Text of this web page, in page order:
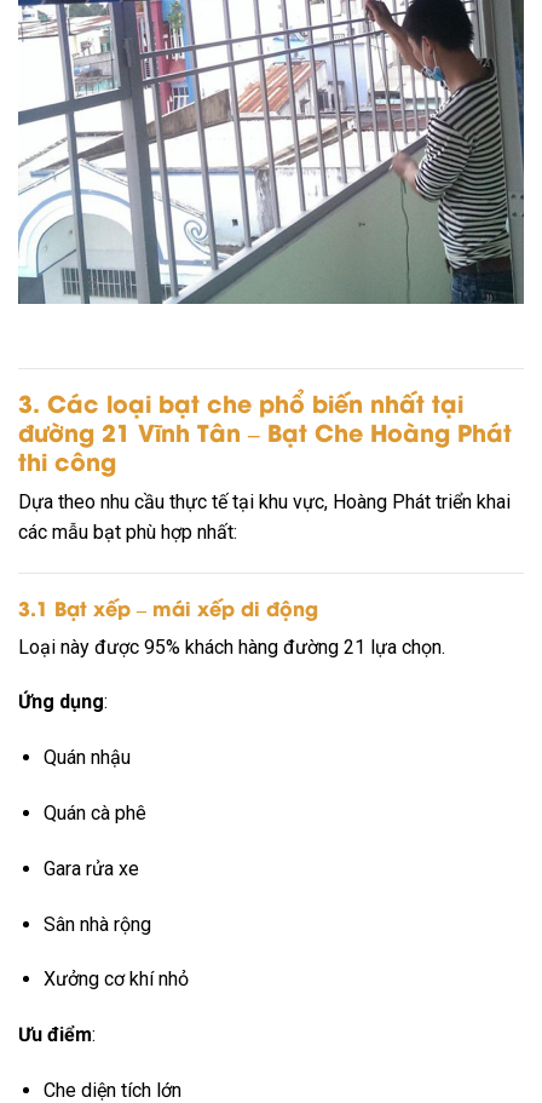
3. Các loại bạt che phổ biến nhất tại
đường 21 Vĩnh Tân – Bạt Che Hoàng Phát
thi công
Dựa theo nhu cầu thực tế tại khu vực, Hoàng Phát triển khai
các mẫu bạt phù hợp nhất:
3.1 Bạt xếp – mái xếp di động
Loại này được 95% khách hàng đường 21 lựa chọn.
Ứng dụng:
Quán nhậu
Quán cà phê
Gara rửa xe
Sân nhà rộng
Xưởng cơ khí nhỏ
Ưu điểm:
Che diện tích lớn